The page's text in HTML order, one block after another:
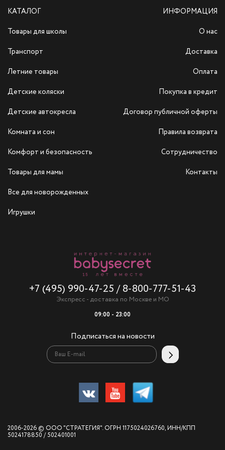
КАТАЛОГ
Товары для школы
Транспорт
Летние товары
Детские коляски
Детские автокресла
Комната и сон
Комфорт и безопасность
Товары для мамы
Все для новорожденных
Игрушки
+7 (495) 990-47-25 / 8-800-777-51-43
Экспресс - доставка по Москве и МО
09:00 - 23:00
Подписаться на новости
ИНФОРМАЦИЯ
О нас
Доставка
Оплата
Покупка в кредит
Договор публичной оферты
Правила возврата
Сотрудничество
Контакты
2006-2026 © ООО "СТРАТЕГИЯ". ОГРН 1175024026760, ИНН/КПП
5024178850 / 502401001